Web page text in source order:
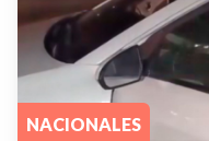
NACIONALES